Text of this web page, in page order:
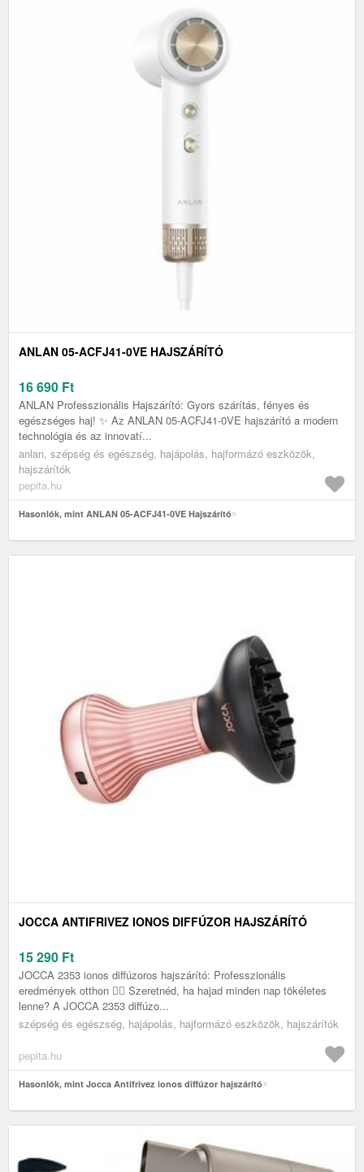
ANLAN 05-ACFJ41-0VE HAJSZÁRÍTÓ
16 690 Ft
ANLAN Professzionális Hajszárító: Gyors szárítás, fényes és
egészséges haj! ✨ Az ANLAN 05-ACFJ41-0VE hajszárító a modern
technológia és az innovatí...
anlan, szépség és egészség, hajápolás, hajformázó eszközök,
hajszárítók
pepita.hu
Hasonlók, mint ANLAN 05-ACFJ41-0VE Hajszárító
JOCCA ANTIFRIVEZ IONOS DIFFÚZOR HAJSZÁRÍTÓ
15 290 Ft
JOCCA 2353 ionos diffúzoros hajszárító: Professzionális
eredmények otthon 💆‍♀️ Szeretnéd, ha hajad minden nap tökéletes
lenne? A JOCCA 2353 diffúzo...
szépség és egészség, hajápolás, hajformázó eszközök, hajszárítók
pepita.hu
Hasonlók, mint Jocca Antifrivez ionos diffúzor hajszárító